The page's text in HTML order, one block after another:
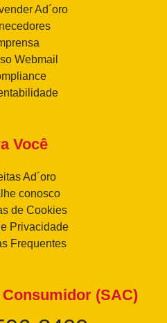
Ad´oro
Webmail
Você
Ad´oro
conosco
de Cookies
Privacidade
Frequentes
(SAC)